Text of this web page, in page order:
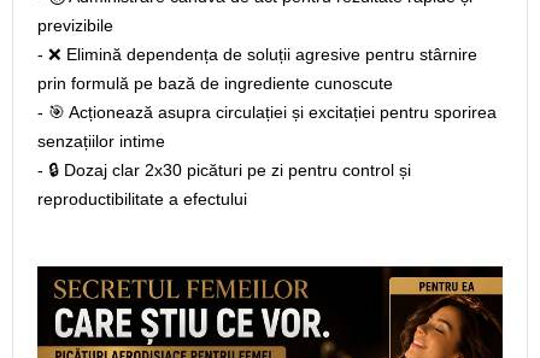
previzibile
- ❌ Elimină dependența de soluții agresive pentru stârnire
prin formulă pe bază de ingrediente cunoscute
- 🎯 Acționează asupra circulației și excitației pentru sporirea
senzațiilor intime
- 🔒 Dozaj clar 2x30 picături pe zi pentru control și
reproductibilitate a efectului